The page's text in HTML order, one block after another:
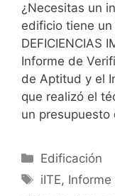
¿Necesitas un
edificio tiene
DEFICIENCIAS
Informe de
de Aptitud y el
que realizó el
un
Categorías
Edificación
Etiquetas
iITE,